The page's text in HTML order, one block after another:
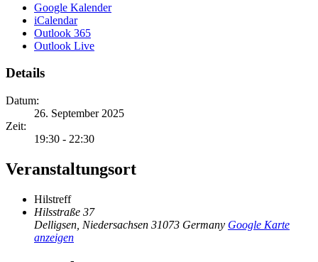
Google Kalender
iCalendar
Outlook 365
Outlook Live
Details
Datum:
26. September 2025
Zeit:
19:30 - 22:30
Veranstaltungsort
Hilstreff
Hilsstraße 37
Delligsen Niedersachsen 31073 Germany Google Karte
anzeigen